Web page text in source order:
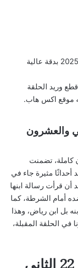
وريد الحلقة
موقع اكس هاب.
الحلقة 22 الثاني والعشرون
والعشرون كاملة، تضمنت
مثيرة جاء في
أن قرأت رسالة ابنها
أمام الشرطة، كما
بل ابن رياض، وهذا
في الحلقة المقبلة،
مسلسل قطع وريد الحلقة 22 الثاني